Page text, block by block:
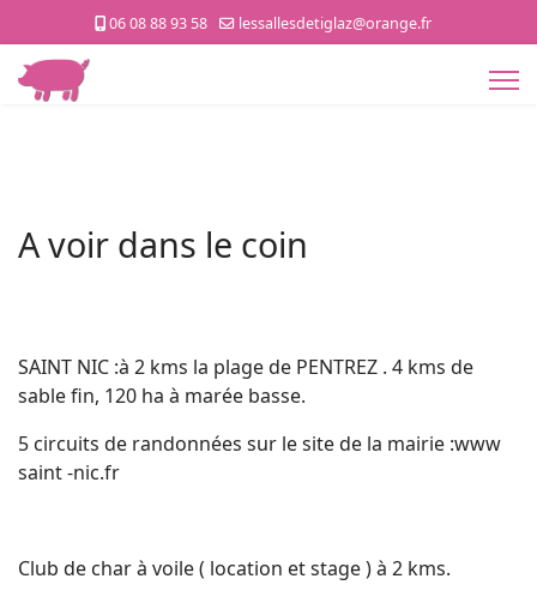
06 08 88 93 58 lessallesdetiglaz@orange.fr
A voir dans le coin
SAINT NIC :à 2 kms la plage de PENTREZ . 4 kms de
sable fin, 120 ha à marée basse.
5 circuits de randonnées sur le site de la mairie :www
saint -nic.fr
Club de char à voile ( location et stage ) à 2 kms.